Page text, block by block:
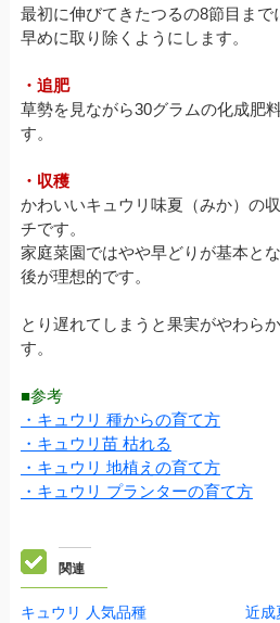
最初に伸びてきたつるの8節目まで
早めに取り除くようにします。
・追肥
草勢を見ながら30グラムの化成肥
す。
・収穫
かわいいキュウリ味夏（みか）の
チです。
家庭菜園ではやや早どりが基本と
後が理想的です。
とり遅れてしまうと果実がやわら
す。
■参考
・キュウリ 種からの育て方
・キュウリ苗 枯れる
・キュウリ 地植えの育て方
・キュウリ プランターの育て方
関連
キュウリ 人気品種
近成